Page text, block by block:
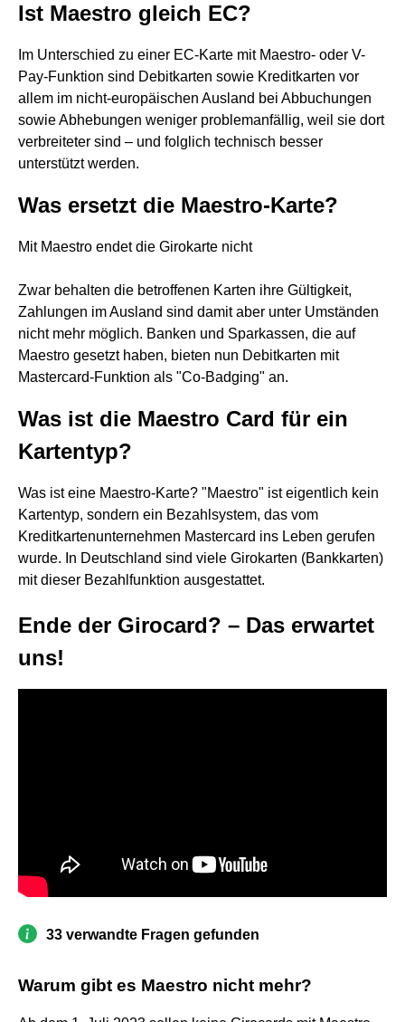
Ist Maestro gleich EC?
Im Unterschied zu einer EC-Karte mit Maestro- oder V-
Pay-Funktion sind Debitkarten sowie Kreditkarten vor
allem im nicht-europäischen Ausland bei Abbuchungen
sowie Abhebungen weniger problemanfällig, weil sie dort
verbreiteter sind – und folglich technisch besser
unterstützt werden.
Was ersetzt die Maestro-Karte?
Mit Maestro endet die Girokarte nicht
Zwar behalten die betroffenen Karten ihre Gültigkeit,
Zahlungen im Ausland sind damit aber unter Umständen
nicht mehr möglich. Banken und Sparkassen, die auf
Maestro gesetzt haben, bieten nun Debitkarten mit
Mastercard-Funktion als "Co-Badging" an.
Was ist die Maestro Card für ein
Kartentyp?
Was ist eine Maestro-Karte? "Maestro" ist eigentlich kein
Kartentyp, sondern ein Bezahlsystem, das vom
Kreditkartenunternehmen Mastercard ins Leben gerufen
wurde. In Deutschland sind viele Girokarten (Bankkarten)
mit dieser Bezahlfunktion ausgestattet.
Ende der Girocard? – Das erwartet
uns!
33 verwandte Fragen gefunden
Warum gibt es Maestro nicht mehr?